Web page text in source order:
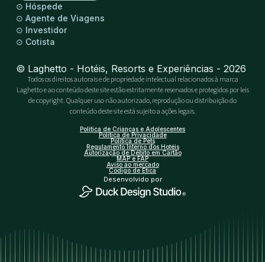
⊙ Hóspede
⊙ Agente de Viagens
⊙ Investidor
⊙ Cotista
© Laghetto - Hotéis, Resorts e Experiências - 2026
Todos os direitos autorais e de propriedade intelectual relacionados à marca
Laghetto e ao conteúdo deste site estão estritamente reservados e protegidos por leis
de copyright. Qualquer uso não autorizado, reprodução ou distribuição do
conteúdo deste site está sujeito a ações legais.
Política de Crianças e Adolescentes
Política de Privacidade
Política de Pets
Regulamento Interno dos Hotéis
Autorização de Débito em Cartão
MAP e FAP
Aviso ao mercado
Código de Ética
Desenvolvido por